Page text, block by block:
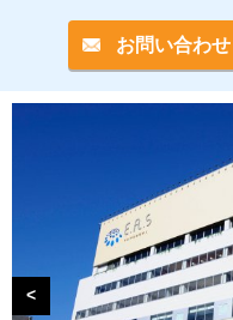
お問い合わせ
<